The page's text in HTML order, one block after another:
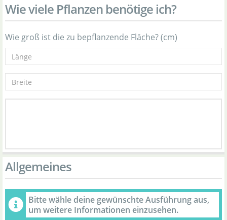
Wie viele Pflanzen benötige ich?
Wie groß ist die zu bepflanzende Fläche? (cm)
Allgemeines
Bitte wähle deine gewünschte Ausführung aus,
um weitere Informationen einzusehen.